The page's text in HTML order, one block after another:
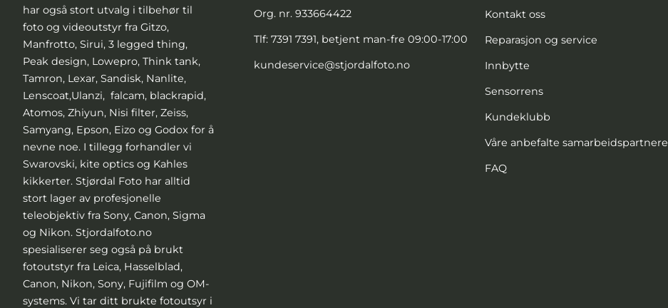
har også stort utvalg i tilbehør til
foto og videoutstyr fra Gitzo,
Manfrotto, Sirui, 3 legged thing,
Peak design, Lowepro, Think tank,
Tamron, Lexar, Sandisk, Nanlite,
Lenscoat,Ulanzi, falcam, blackrapid,
Atomos, Zhiyun, Nisi filter, Zeiss,
Samyang, Epson, Eizo og Godox for å
nevne noe. I tillegg forhandler vi
Swarovski, kite optics og Kahles
kikkerter. Stjørdal Foto har alltid
stort lager av profesjonelle
teleobjektiv fra Sony, Canon, Sigma
og Nikon. Stjordalfoto.no
spesialiserer seg også på brukt
fotoutstyr fra Leica, Hasselblad,
Canon, Nikon, Sony, Fujifilm og OM-
systems. Vi tar ditt brukte fotoutsyr i
Org. nr. 933664422
Tlf: 7391 7391, betjent man-fre 09:00-17:00
kundeservice@stjordalfoto.no
Kontakt oss
Reparasjon og service
Innbytte
Sensorrens
Kundeklubb
Våre anbefalte samarbeidspartnere
FAQ